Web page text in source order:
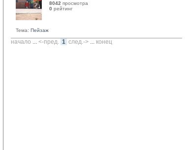
8042 просмотра
0 рейтинг
Тема: Пейзаж
начало ... <-пред. 1 след.-> ... конец